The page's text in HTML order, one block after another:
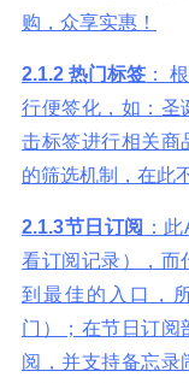
购，众享实惠！
2.1.2热门标签 ：
行便签化，如：圣
击标签进行相关商
的筛选机制，在此
2.1.3节日订阅 ：
看订阅记录），而
到最佳的入口，
门）；在节日订阅
阅，并支持备忘录